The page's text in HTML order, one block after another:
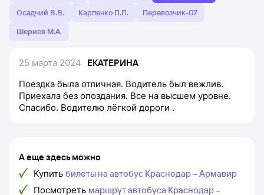
Осадчий В.В.
Карпенко П.П.
Перевозчик-07
Шериев М.А.
25 марта 2024
ЕКАТЕРИНА
Поездка была отличная. Водитель был вежлив.
Приехала без опоздания. Все на высшем уровне.
Спасибо. Водителю лёгкой дороги .
А еще здесь можно
Купить билеты на автобус Краснодар – Армавир
Посмотреть маршрут автобуса Краснодар –